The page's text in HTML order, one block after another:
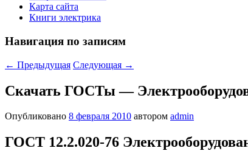
Карта сайта
Книги электрика
Навигация по записям
← Предыдущая Следующая →
Скачать ГОСТы —
Опубликовано 8 февраля 2010 автором admin
ГОСТ 12.2.020-76